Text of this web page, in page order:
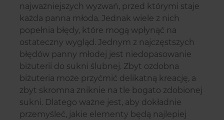
najważniejszych wyzwań, przed którymi staje
każda panna młoda. Jednak wiele z nich
popełnia błędy, które mogą wpłynąć na
ostateczny wygląd. Jednym z najczęstszych
błędów panny młodej jest niedopasowanie
biżuterii do sukni ślubnej. Zbyt ozdobna
biżuteria może przyćmić delikatną kreację, a
zbyt skromna zniknie na tle bogato zdobionej
sukni. Dlatego ważne jest, aby dokładnie
przemyśleć, jakie elementy będą najlepiej